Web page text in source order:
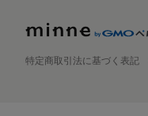
特定商取引法に基づく表記